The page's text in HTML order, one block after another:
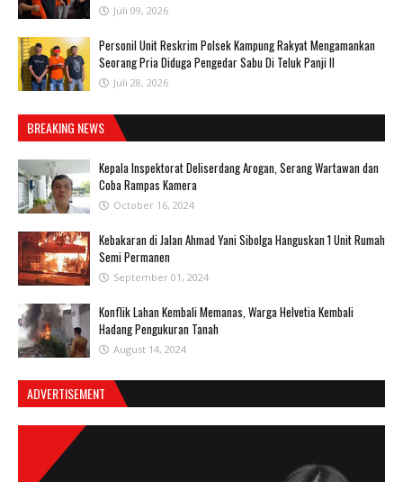
Juli 09, 2026
Personil Unit Reskrim Polsek Kampung Rakyat Mengamankan
Seorang Pria Diduga Pengedar Sabu Di Teluk Panji II
Juli 28, 2026
BREAKING NEWS
Kepala Inspektorat Deliserdang Arogan, Serang Wartawan dan
Coba Rampas Kamera
October 16, 2024
Kebakaran di Jalan Ahmad Yani Sibolga Hanguskan 1 Unit Rumah
Semi Permanen
September 01, 2024
Konflik Lahan Kembali Memanas, Warga Helvetia Kembali
Hadang Pengukuran Tanah
August 14, 2024
ADVERTISEMENT